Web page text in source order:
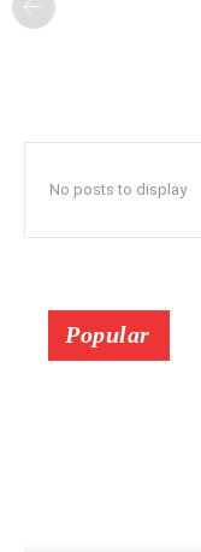
No posts to display
Popular